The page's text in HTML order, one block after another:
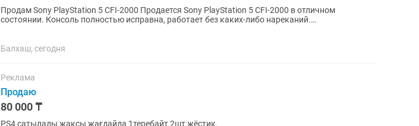
Продам Sony PlayStation 5 CFI-2000 Продается Sony PlayStation 5 CFI-2000 в отличном
состоянии. Консоль полностью исправна, работает без каких-либо нареканий.
Балхаш, сегодня
Реклама
Продаю
80 000 ₸
PS4 сатылады жақсы жағдайда 1теребайт 2шт жёстик.